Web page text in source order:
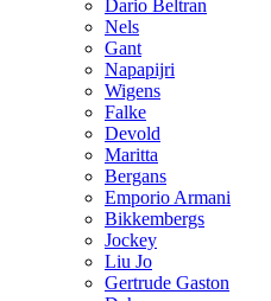
Dario Beltran
Nels
Gant
Napapijri
Wigens
Falke
Devold
Maritta
Bergans
Emporio Armani
Bikkembergs
Jockey
Liu Jo
Gertrude Gaston